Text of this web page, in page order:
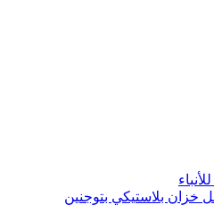
خزان بلاستيكي بتوجنين